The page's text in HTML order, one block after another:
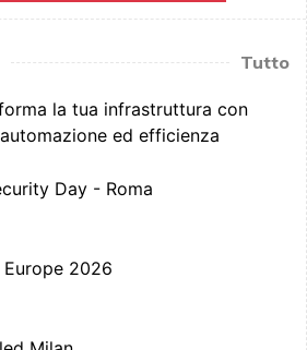
Tutto
la tua infrastruttura con
ed efficienza
Day - Roma
2026